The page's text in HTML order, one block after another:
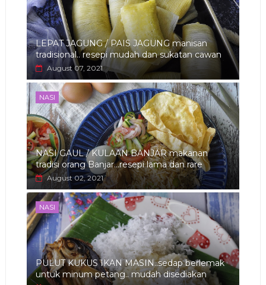
LEPAT JAGUNG / PAIS JAGUNG manisan
tradisional.. resepi mudah dan sukatan cawan
August 07, 2021
NASI
NASI GAUL / KULAAN BANJAR makanan
tradisi orang Banjar...resepi lama dan rare
August 02, 2021
NASI
PULUT KUKUS IKAN MASIN..sedap berlemak
untuk minum petang.. mudah disediakan